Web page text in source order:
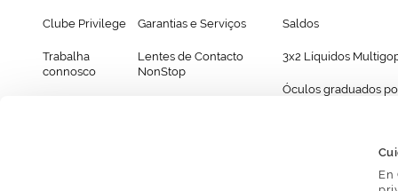
En
Clube Privilege
Trabalha
connosco
Garantias e Serviços
Lentes de Contacto
NonStop
Saldos
3x2 Líquidos
Óculos graduados